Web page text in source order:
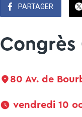
PARTAGER
Congrès
80 Av. de
vendredi 10